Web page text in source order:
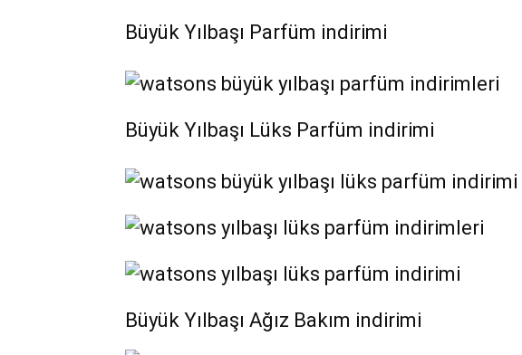
Büyük Yılbaşı Parfüm indirimi
Büyük Yılbaşı Lüks Parfüm indirimi
Büyük Yılbaşı Ağız Bakım indirimi